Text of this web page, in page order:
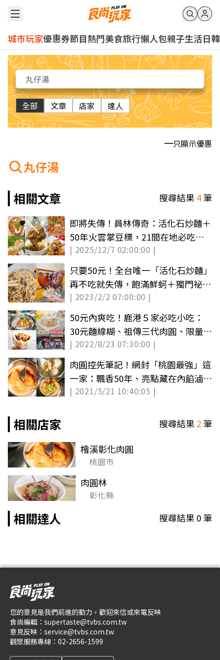
城市玩家優惠券節目熱門美食旅行懶人包親子生活日韓
全部 文章 店家 達人
只顯示優惠
丸仔湯
相關文章
搜尋結果4筆
即將失傳！員林傳奇：活化石炒麵＋
50年火雲掌豆標，21間在地必吃攻
略
| 2025/12/7 02:00:00 |
只要50元！全台唯一「活化石炒麵」
再不吃就失傳，飽滿鮮蚵＋獨門祕醬
超夠味
| 2023/2/2 07:00:00 |
50元內爽吃！鹿港５家必吃小吃：
30元麵線糊、祖傳三代肉圓、限量豆
包
| 2022/8/23 07:30:00 |
肉圓控先筆記！網封「桃園最強」這
一家：飄香50年、亮點藏在內餡滷鳥
蛋
| 2021/5/21 10:40:05 |
相關店家 搜尋結果2筆
檜溪彰化肉圓
桃園市
肉圓林
彰化縣
相關達人 搜尋結果0筆
您的意見是我們前進的動力，歡迎來信或來電反映
食尚編輯： supertaste@tvbs.com.tw
意見反映： service@tvbs.com.tw
觀眾服務專線： 02-2656-1599